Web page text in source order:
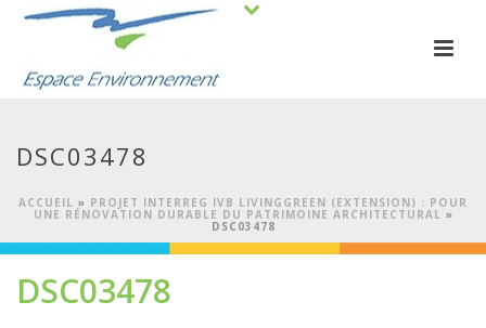
DSC03478
ACCUEIL » PROJET INTERREG IVB LIVINGGREEN (EXTENSION) : POUR
UNE RÉNOVATION DURABLE DU PATRIMOINE ARCHITECTURAL »
DSC03478
DSC03478